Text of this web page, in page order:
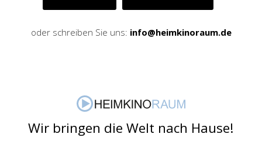
oder schreiben Sie uns: info@heimkinoraum.de
Wir bringen die Welt nach Hause!